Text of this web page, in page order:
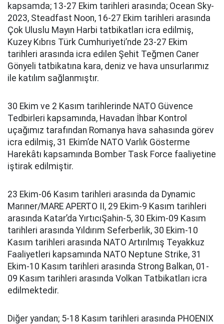
kapsamda; 13-27 Ekim tarihleri arasında; Ocean Sky-
2023, Steadfast Noon, 16-27 Ekim tarihleri arasında
Çok Uluslu Mayın Harbi tatbikatları icra edilmiş,
Kuzey Kıbrıs Türk Cumhuriyeti’nde 23-27 Ekim
tarihleri arasında icra edilen Şehit Teğmen Caner
Gönyeli tatbikatına kara, deniz ve hava unsurlarımız
ile katılım sağlanmıştır.
30 Ekim ve 2 Kasım tarihlerinde NATO Güvence
Tedbirleri kapsamında, Havadan İhbar Kontrol
uçağımız tarafından Romanya hava sahasında görev
icra edilmiş, 31 Ekim’de NATO Varlık Gösterme
Harekâtı kapsamında Bomber Task Force faaliyetine
iştirak edilmiştir.
23 Ekim-06 Kasım tarihleri arasında da Dynamic
Marıner/MARE APERTO II, 29 Ekim-9 Kasım tarihleri
arasında Katar’da YırtıcıŞahin-5, 30 Ekim-09 Kasım
tarihleri arasında Yıldırım Seferberlik, 30 Ekim-10
Kasım tarihleri arasında NATO Artırılmış Teyakkuz
Faaliyetleri kapsamında NATO Neptune Strike, 31
Ekim-10 Kasım tarihleri arasında Strong Balkan, 01-
09 Kasım tarihleri arasında Volkan Tatbikatları icra
edilmektedir.
Diğer yandan; 5-18 Kasım tarihleri arasında PHOENIX